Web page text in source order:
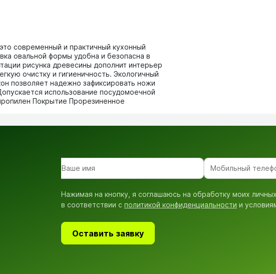
современный и практичный кухонный
овальной формы удобна и безопасна в
рисунка древесины дополнит интерьер
очистку и гигиеничность. Экологичный
позволяет надежно зафиксировать ножи
использование посудомоечной
Покрытие Прорезиненное
Нажимая на кнопку, я соглашаюсь на обработку моих
в соответствии с политикой конфиденциальности и
Оставить заявку